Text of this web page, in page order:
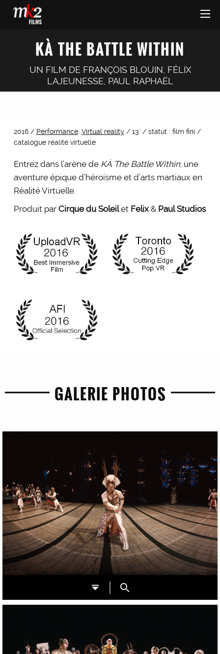
KÀ THE BATTLE WITHIN
UN FILM DE FRANÇOIS BLOUIN FÉLIX
LAJEUNESSE PAUL RAPHAËL
2016 / Performance. Virtual reality/ 13’ / statut : film fini /
catalogue réalité virtuelle
Entrez dans l’arène de KÀ The Battle Within, une
aventure épique d’héroïsme et d’arts martiaux en
Réalité Virtuelle.
Produit par Cirque du SoleiletFelix&Paul Studios
GALERIE PHOTOS